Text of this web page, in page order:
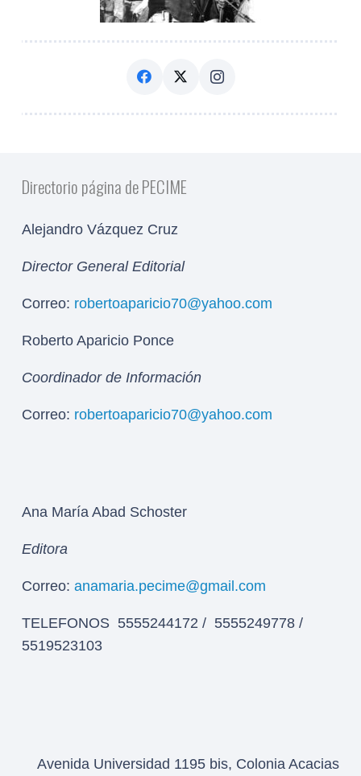
Directorio página de PECIME
Alejandro Vázquez Cruz
Director General Editorial
Correo: robertoaparicio70@yahoo.com
Roberto Aparicio Ponce
Coordinador de Información
Correo: robertoaparicio70@yahoo.com
Ana María Abad Schoster
Editora
Correo: anamaria.pecime@gmail.com
TELEFONOS 5555244172 / 5555249778 /
5519523103
Avenida Universidad 1195 bis, Colonia Acacias